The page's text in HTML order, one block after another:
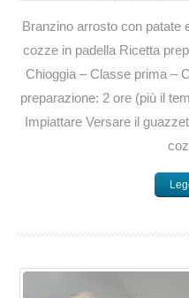
Branzino arrosto con patate
cozze in padella Ricetta
Chioggia – Classe prima –
preparazione: 2 ore (più il
Impiattare Versare il